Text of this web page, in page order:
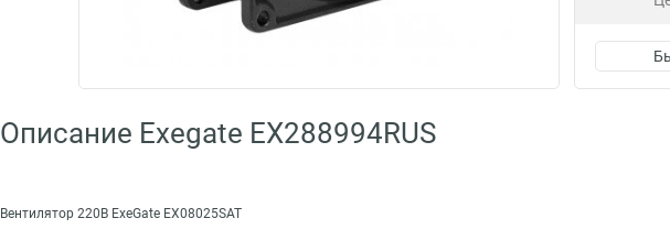
Описание Exegate EX288994RUS
Вентилятор 220В ExeGate EX08025SAT